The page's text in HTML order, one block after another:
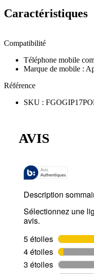
Caractéristiques
Compatibilité
Téléphone mobile
Marque de mobile :
Référence
SKU :